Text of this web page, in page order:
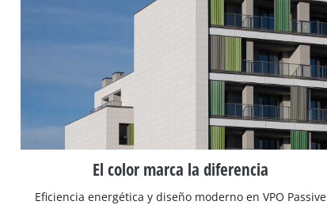
El color marca la diferencia
Eficiencia energética y diseño moderno en VPO Passive